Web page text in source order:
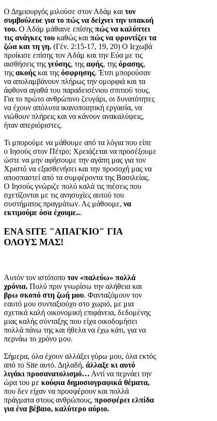
Ο Δημιουργός μιλούσε στον Αδάμ και τον
συμβούλευε για το πώς να δείχνει την υπακοή
του. Ο Αδάμ μάθαινε επίσης πώς να καλύπτει
τις ανάγκες του καθώς και πώς να φροντίζει τα
ζώα και τη γη. (Γέν. 2:15-17, 19, 20) Ο Ιεχωβά
προίκισε επίσης τον Αδάμ και την Εύα με τις
αισθήσεις της γεύσης, της αφής, της όρασης,
της ακοής και της όσφρησης. Έτσι μπορούσαν
να απολαμβάνουν πλήρως την ομορφιά και τα
άφθονα αγαθά του παραδεισένιου σπιτιού τους.
Για το πρώτο ανθρώπινο ζευγάρι, οι δυνατότητες
να έχουν απόλυτα ικανοποιητική εργασία, να
νιώθουν πλήρεις και να κάνουν ανακαλύψεις,
ήταν απεριόριστες.
Τι μπορούμε να μάθουμε από τα λόγια που είπε
ο Ιησούς στον Πέτρο; Χρειάζεται να προσέξουμε
ώστε να μην αφήσουμε την αγάπη μας για τον
Χριστό να εξασθενήσει και την προσοχή μας να
αποσπαστεί από τα συμφέροντα της Βασιλείας.
Ο Ιησούς γνώριζε πολύ καλά τις πιέσεις που
σχετίζονται με τις ανησυχίες αυτού του
συστήματος πραγμάτων. Ας μάθουμε, να
εκτιμούμε όσα έχουμε...
ΕΝΑ SITE "ΑΠΑΓΚΙΟ" ΓΙΑ
ΟΛΟΥΣ ΜΑΣ!
Αυτόν τον ιστότοπο τον «παλεύω» πολλά
χρόνια. Πολύ πριν γνωρίσω την αλήθεια και
βρω σκοπό στη ζωή μου. Φανταζόμουν τον
εαυτό μου συνταξιούχο στο χωριό, με μια
σχετικά καλή οικονομική επιφάνεια, δεδομένης
μιας καλής σύνταξης που είχα οικοδομήσει
πολλά πάνω της και ήθελα να έχω κάτι, για να
περνάω το χρόνο μου.
Σήμερα, όλα έχουν αλλάξει γύρω μου, όλα εκτός
από το Site αυτό. Δηλαδή, άλλαξε κι αυτό
λιγάκι προσανατολισμό… Αντί να περνάει την
ώρα του με κούφια δημοσιογραφικά θέματα,
που δεν είχαν να προσφέρουν και πολλά
πράγματα στους ανθρώπους, προσφέρει ελπίδα
για ένα βέβαιο, καλύτερο αύριο.